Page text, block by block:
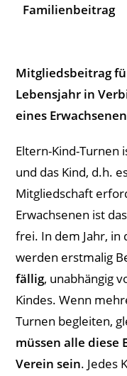
Familienbeitrag
Mitgliedsbeitrag
Lebensjahr in
eines Erwachsenen
Eltern-Kind-Turnen
und das Kind, d.h.
Mitgliedschaft
Erwachsenen ist
frei. In dem Jahr, in
werden erstmalig
fällig, unabhängig
Kindes. Wenn
Turnen begleiten,
müssen alle diese
Verein sein. Jedes